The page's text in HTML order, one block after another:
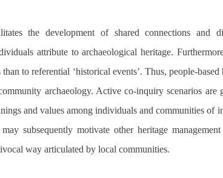
the development of shared connections and
attribute to archaeological heritage.
to referential ‘historical events’. Thus, people-
archaeology. Active co-inquiry scenarios
and values among individuals and communities
subsequently motivate other heritage
way articulated by local communities.